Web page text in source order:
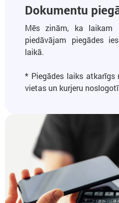
Dokumentu
Mēs zinām, ka laikam
piedāvājam piegādes
laikā.
* Piegādes laiks atkarīgs
vietas un kurjeru